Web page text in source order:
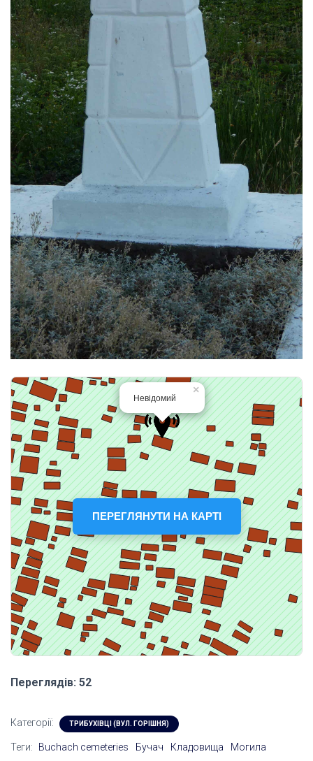
ПЕРЕГЛЯНУТИ НА КАРТІ
Переглядів: 52
Категорії: ТРИБУХІВЦІ (ВУЛ. ГОРІШНЯ)
Теги: Buchach cemeteries Бучач Кладовища Могила